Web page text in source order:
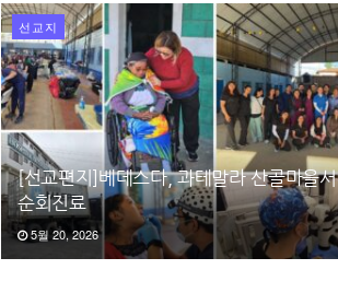
선교지
[선교편지]베데스다, 과테말라 산골마을서
순회진료
5월 20, 2026